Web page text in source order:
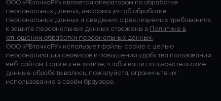
ООО «РБточкаРУ» является оператором по обработке
персональных данных, информация об обработке
персональных данных и сведения о реализуемых требованиях
к защите персональных данных отражены в Политике в
отношении обработки персональных данных.
ООО «РБточкаРУ» использует файлы cookie с целью
персонализации сервисов и повышения удобства пользования
веб-сайтом. Если вы не хотите, чтобы ваши пользовательские
данные обрабатывались, пожалуйста, ограничьте их
использование в своём браузере.